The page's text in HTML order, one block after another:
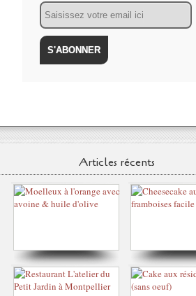
Email
Articles récents